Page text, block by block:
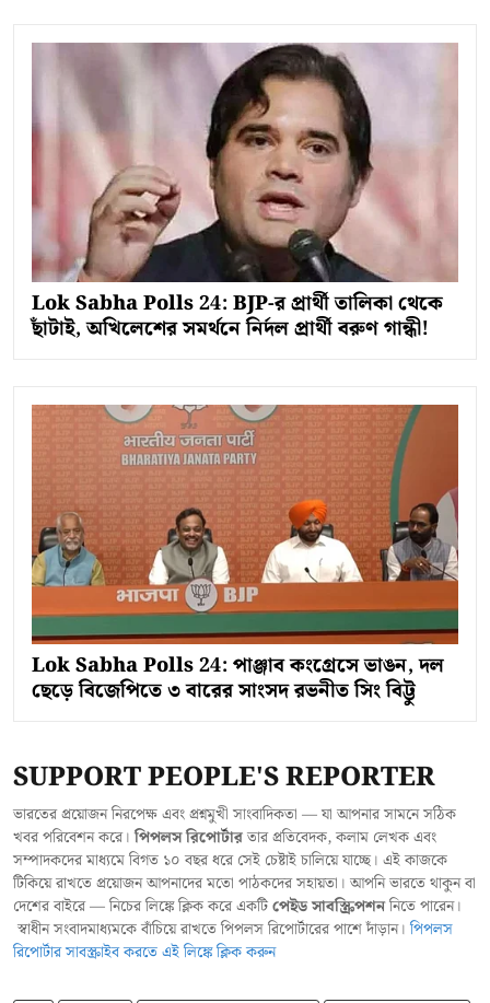
Lok Sabha Polls 24: BJP-র প্রার্থী তালিকা থেকে
ছাঁটাই, অখিলেশের সমর্থনে নির্দল প্রার্থী বরুণ গান্ধী!
Lok Sabha Polls 24: পাঞ্জাব কংগ্রেসে ভাঙন, দল
ছেড়ে বিজেপিতে ৩ বারের সাংসদ রভনীত সিং বিট্টু
SUPPORT PEOPLE'S REPORTER
ভারতের প্রয়োজন নিরপেক্ষ এবং প্রশ্নমুখী সাংবাদিকতা — যা আপনার সামনে সঠিক
খবর পরিবেশন করে।পিপলস রিপোর্টারতার প্রতিবেদক, কলাম লেখক এবং
সম্পাদকদের মাধ্যমে বিগত ১০ বছর ধরে সেই চেষ্টাই চালিয়ে যাচ্ছে। এই কাজকে
টিকিয়ে রাখতে প্রয়োজন আপনাদের মতো পাঠকদের সহায়তা। আপনি ভারতে থাকুন বা
দেশের বাইরে — নিচের লিঙ্কে ক্লিক করে একটিপেইড সাবস্ক্রিপশননিতে পারেন।
স্বাধীন সংবাদমাধ্যমকে বাঁচিয়ে রাখতে পিপলস রিপোর্টারের পাশে দাঁড়ান।পিপলস
রিপোর্টার সাবস্ক্রাইব করতে এই লিঙ্কে ক্লিক করুন